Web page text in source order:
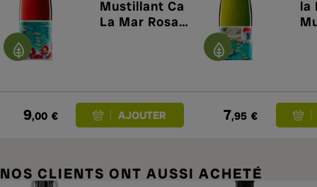
Mustillant Ca
La Mar Rosat
9,00 €
la
7,95 €
NOS CLIENTS ONT AUSSI ACHETÉ